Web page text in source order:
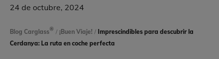
24 de octubre, 2024
Blog Carglass® / ¡Buen Viaje! / Imprescindibles para descubrir la
Cerdanya: La ruta en coche perfecta